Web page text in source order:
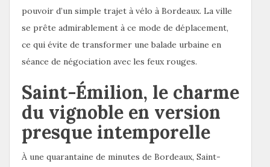
pouvoir d’un simple trajet à vélo à Bordeaux. La ville
se prête admirablement à ce mode de déplacement,
ce qui évite de transformer une balade urbaine en
séance de négociation avec les feux rouges.
Saint-Émilion, le charme
du vignoble en version
presque intemporelle
À une quarantaine de minutes de Bordeaux, Saint-